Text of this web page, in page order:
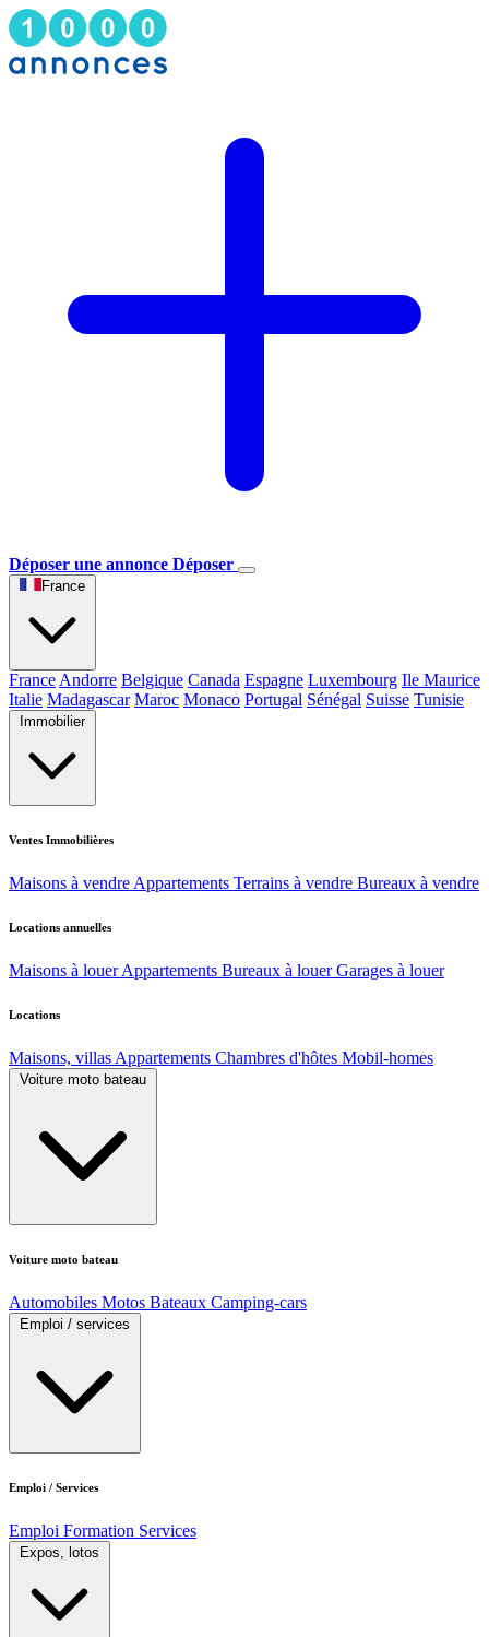
Déposer une annonce Déposer
France
France Andorre Belgique Canada Espagne Luxembourg Ile Maurice
Italie Madagascar Maroc Monaco Portugal Sénégal Suisse Tunisie
Immobilier
Ventes Immobilières
Maisons à vendre Appartements Terrains à vendre Bureaux à vendre
Locations annuelles
Maisons à louer Appartements Bureaux à louer Garages à louer
Locations
Maisons, villas Appartements Chambres d'hôtes Mobil-homes
Voiture moto bateau
Voiture moto bateau
Automobiles Motos Bateaux Camping-cars
Emploi / services
Emploi / Services
Emploi Formation Services
Expos, lotos